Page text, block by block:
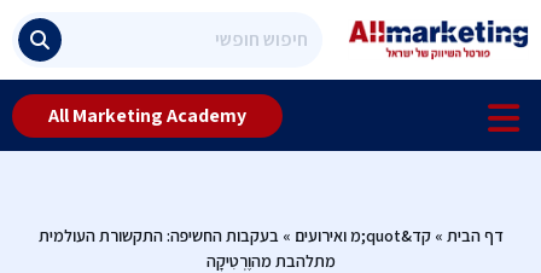
All Marketing Academy
דף הבית »קד&quot;מ ואירועים »בעקבות החשיפה: התקשורת העולמית
מתלהבת מהוֶרְטִיקָה